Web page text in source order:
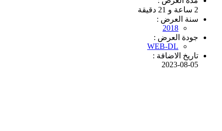
2 ساعة و 21 دقيقة
سنة العرض :
2018
جودة العرض :
WEB-DL
تاريخ الاضافة :
2023-08-05